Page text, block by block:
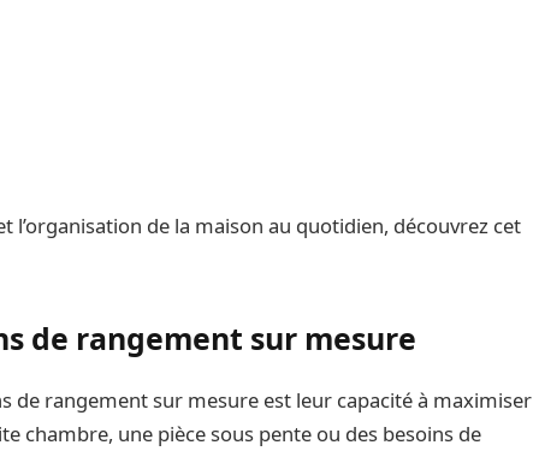
l’organisation de la maison au quotidien, découvrez cet
de rangement sur mesure
de rangement sur mesure est leur capacité à maximiser
chambre, une pièce sous pente ou des besoins de